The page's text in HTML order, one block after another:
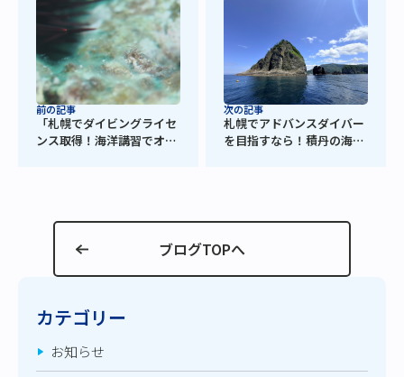
前の記事
「札幌でダイビングライセ
ンス取得！海洋講習でオー
次の記事
札幌でアドバンスダイバー
を目指すなら！積丹の海で
ブログTOPへ
カテゴリー
お知らせ